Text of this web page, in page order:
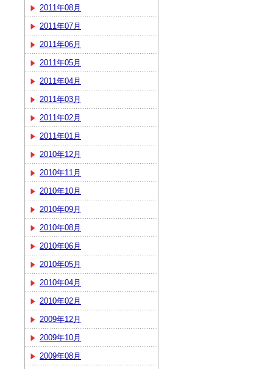
2011年08月
2011年07月
2011年06月
2011年05月
2011年04月
2011年03月
2011年02月
2011年01月
2010年12月
2010年11月
2010年10月
2010年09月
2010年08月
2010年06月
2010年05月
2010年04月
2010年02月
2009年12月
2009年10月
2009年08月